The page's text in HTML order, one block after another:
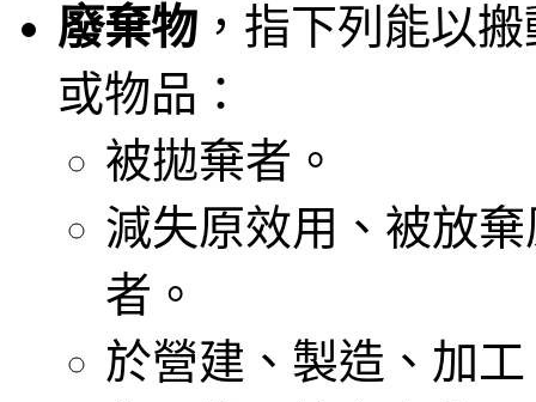
廢棄物 ，指下列能以
或物品：
被拋棄者。
減失原效用、被放
者。
於營建、製造、加